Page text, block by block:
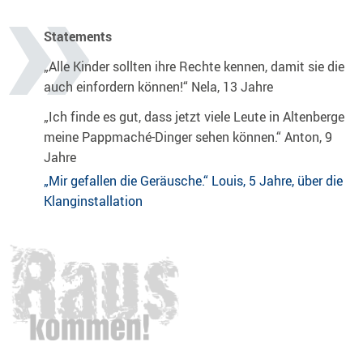
Statements
„Alle Kinder sollten ihre Rechte kennen, damit sie die
auch einfordern können!“ Nela, 13 Jahre
„Ich finde es gut, dass jetzt viele Leute in Altenberge
meine Pappmaché-Dinger sehen können.“ Anton, 9
Jahre
„Mir gefallen die Geräusche.“ Louis, 5 Jahre, über die
Klanginstallation